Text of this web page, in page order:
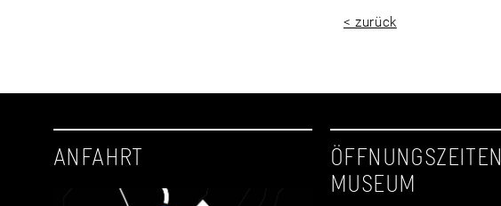
< zurück
ANFAHRT
ÖFFNUNGSZEITEN
MUSEUM